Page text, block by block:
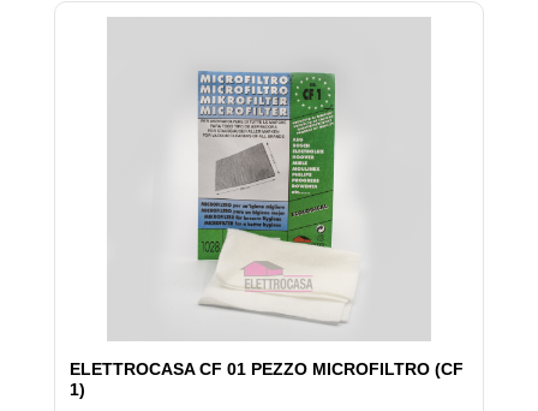
ELETTROCASA CF 01 PEZZO MICROFILTRO (CF
1)